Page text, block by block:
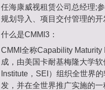
任海康威视租赁公司总经理;
规划导入、项目交付管理的开
什么是CMMI3：
CMMI全称Capability
成，由美国卡耐基梅隆大学
Institute，SEI）组织全世界
发，并在全世界推广实施的